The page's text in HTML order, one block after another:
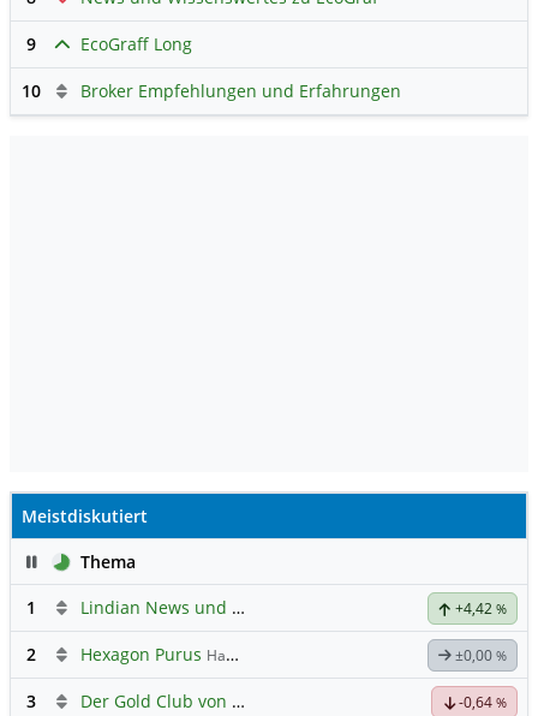
9 EcoGraff Long
10 Broker Empfehlungen und Erfahrungen
Meistdiskutiert
PauseThema
1
Lindian News und Diskussionen +4,42 %
2 Hexagon Purus Hauptdiskussion ±0,00 %
3 Der Gold Club von Susiwong -0,64 %